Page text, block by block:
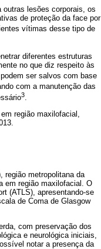
lesões corporais, os
de proteção da face por
vítimas desse tipo de
diferentes estruturas
no que diz respeito às
ser salvos com base
com a manutenção das
3
região maxilofacial,
região metropolitana da
em região maxilofacial. O
(ATLS), apresentando-se
de Coma de Glasgow
com preservação dos
e neurológica iniciais,
notar a presença da